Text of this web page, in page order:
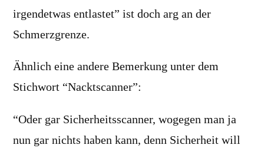
irgendetwas entlastet” ist doch arg an der
Schmerzgrenze.
Ähnlich eine andere Bemerkung unter dem
Stichwort “Nacktscanner”:
“Oder gar Sicherheitsscanner, wogegen man ja
nun gar nichts haben kann, denn Sicherheit will